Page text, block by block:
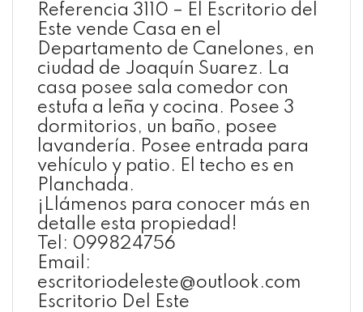
Referencia 3110 – El Escritorio del
Este vende Casa en el
Departamento de Canelones, en
ciudad de Joaquín Suarez. La
casa posee sala comedor con
estufa a leña y cocina. Posee 3
dormitorios, un baño, posee
lavandería. Posee entrada para
vehículo y patio. El techo es en
Planchada.
¡Llámenos para conocer más en
detalle esta propiedad!
Tel: 099824756
Email:
escritoriodeleste@outlook.com
Escritorio Del Este